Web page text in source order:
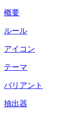
概要
ルール
アイコン
テーマ
バリアント
抽出器